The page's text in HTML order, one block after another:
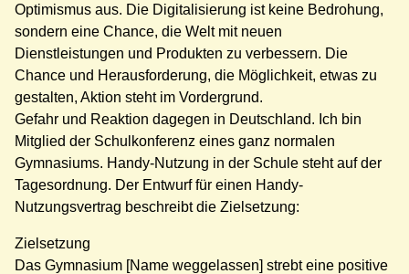
Optimismus aus. Die Digitalisierung ist keine Bedrohung,
sondern eine Chance, die Welt mit neuen
Dienstleistungen und Produkten zu verbessern. Die
Chance und Herausforderung, die Möglichkeit, etwas zu
gestalten, Aktion steht im Vordergrund.
Gefahr und Reaktion dagegen in Deutschland. Ich bin
Mitglied der Schulkonferenz eines ganz normalen
Gymnasiums. Handy-Nutzung in der Schule steht auf der
Tagesordnung. Der Entwurf für einen Handy-
Nutzungsvertrag beschreibt die Zielsetzung:
Zielsetzung
Das Gymnasium [Name weggelassen] strebt eine positive